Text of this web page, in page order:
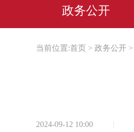
政务公开
当前位置:首页 > 政务公开 >
2024-09-12 10:00 |